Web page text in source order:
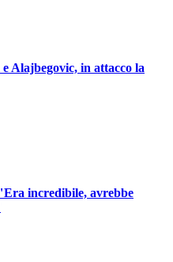
Alajbegovic, in attacco la
incredibile, avrebbe